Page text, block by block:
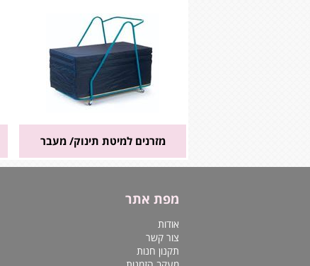
מזרנים למיטת תינוק/ מעבר
מפת אתר
אודות
צור קשר
תקנון חנות